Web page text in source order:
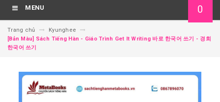
MENU 0
Trang chủ
Kyunghee
[Bản Màu] Sách Tiếng Hàn - Giáo Trình Get It Writing 바로 한국어 쓰기 - 경희
한국어 쓰기